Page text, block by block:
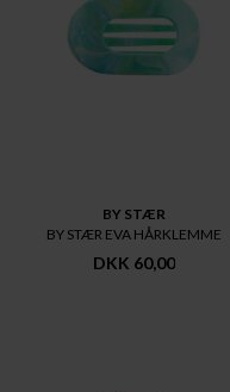
BY STÆR
BY STÆR EVA HÅRKLEMME
DKK 60,00